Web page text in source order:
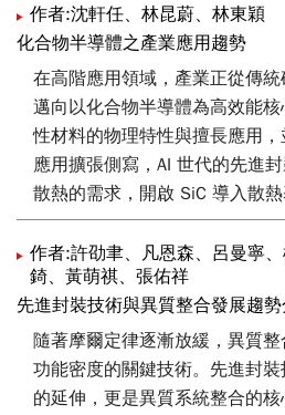
穩定性，多元化和在地化成為新
述重要議題的研究與討論，包括
合、環境和耗能問題，以及在
這些議題的深入分析，為相關
法和具體建議。
作者:沈軒任、林昆蔚、林東穎
化合物半導體之產業應用趨勢
在高階應用領域，產業正從傳
邁向以化合物半導體為高效能
性材料的物理特性與擅長應用
應用擴張側寫，AI 世代的先進
散熱的需求，開啟 SiC 導入散
機；為降低切割損失與提升良
製程技術成為受關注的重要選項
半導體產業面臨的三項關鍵挑戰
應鏈韌性議題，並展望在AI 與
業布局機會。
作者:許劭聿、凡恩森、呂曼寧
錡、黃萌祺、張佑祥
先進封裝技術與異質整合發展趨勢
隨著摩爾定律逐漸放緩，異質
功能密度的關鍵技術。先進封
的延伸，更是異質系統整合的